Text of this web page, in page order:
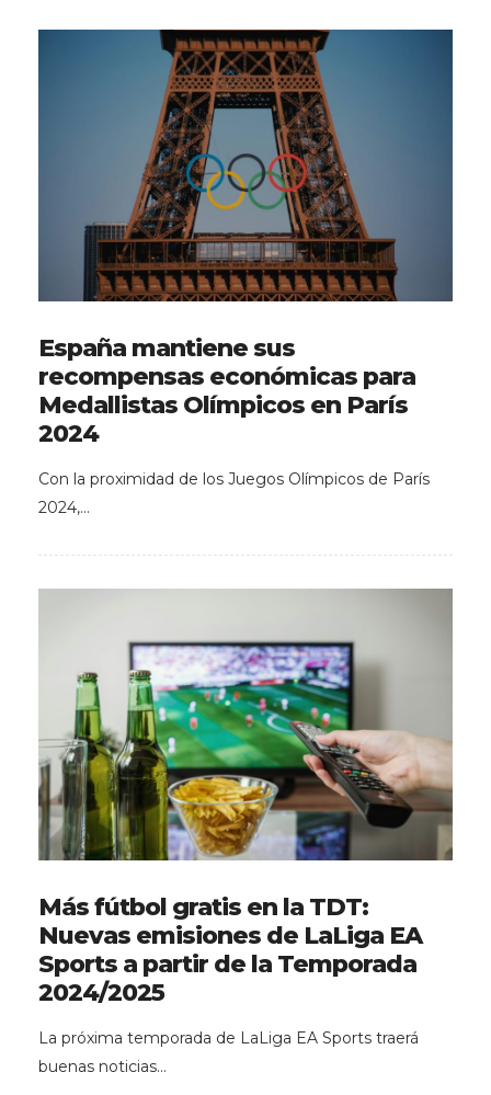
España mantiene sus
recompensas económicas para
Medallistas Olímpicos en París
2024
Con la proximidad de los Juegos Olímpicos de París
2024,…
Más fútbol gratis en la TDT:
Nuevas emisiones de LaLiga EA
Sports a partir de la Temporada
2024/2025
La próxima temporada de LaLiga EA Sports traerá
buenas noticias…